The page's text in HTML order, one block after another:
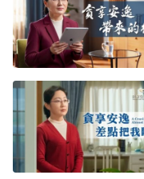
明，時間長了原來
兒，我很虧欠自責
付代價，在本分上
傳福音見證神，而
地付代價，該做的
有人性，太不知好
告：「神哪，我不